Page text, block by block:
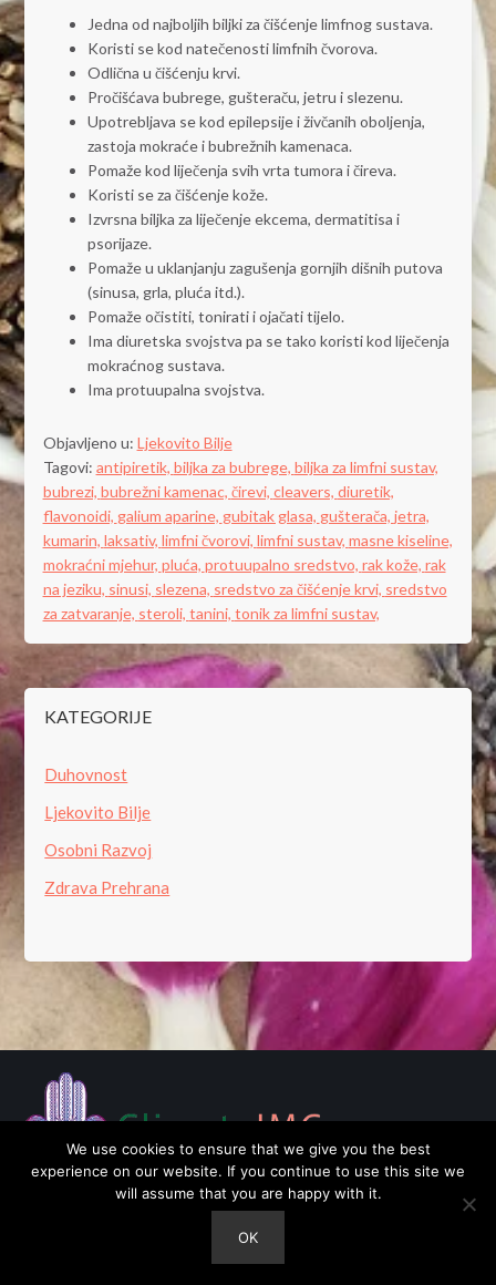
Jedna od najboljih biljki za čišćenje limfnog sustava.
Koristi se kod natečenosti limfnih čvorova.
Odlična u čišćenju krvi.
Pročišćava bubrege, gušteraču, jetru i slezenu.
Upotrebljava se kod epilepsije i živčanih oboljenja,
zastoja mokraće i bubrežnih kamenaca.
Pomaže kod liječenja svih vrta tumora i čireva.
Koristi se za čišćenje kože.
Izvrsna biljka za liječenje ekcema, dermatitisa i
psorijaze.
Pomaže u uklanjanju zagušenja gornjih dišnih putova
(sinusa, grla, pluća itd.).
Pomaže očistiti, tonirati i ojačati tijelo.
Ima diuretska svojstva pa se tako koristi kod liječenja
mokraćnog sustava.
Ima protuupalna svojstva.
Objavljeno u: Ljekovito Bilje
Tagovi: antipiretik, biljka za bubrege, biljka za limfni sustav,
bubrezi, bubrežni kamenac, čirevi, cleavers, diuretik,
flavonoidi, galium aparine, gubitak glasa, gušterača, jetra,
kumarin, laksativ, limfni čvorovi, limfni sustav, masne kiseline,
mokraćni mjehur, pluća, protuupalno sredstvo, rak kože, rak
na jeziku, sinusi, slezena, sredstvo za čišćenje krvi, sredstvo
za zatvaranje, steroli, tanini, tonik za limfni sustav,
KATEGORIJE
Duhovnost
Ljekovito Bilje
Osobni Razvoj
Zdrava Prehrana
Copyright © 2026 · ClimateIMC ·
We use cookies to ensure that we give you the best
experience on our website. If you continue to use this site we
will assume that you are happy with it.
OK